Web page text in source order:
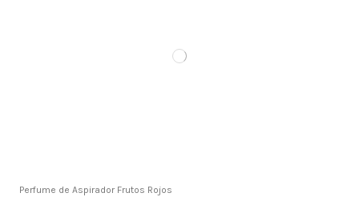
Perfume de Aspirador Frutos Rojos